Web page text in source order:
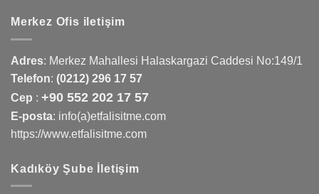
Merkez Ofis iletişim
Adres: Merkez Mahallesi Halaskargazi Caddesi No:149/1
Telefon: (0212) 296 17 57
Cep : +90 552 202 17 57
E-posta: info(a)etfalisitme.com
https://www.etfalisitme.com
Kadıköy Şube İletişim